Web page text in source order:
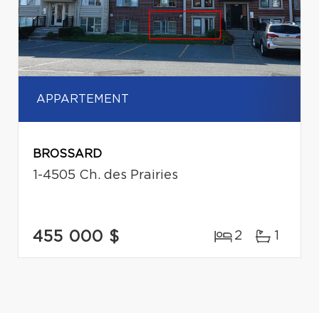
APPARTEMENT
BROSSARD
1-4505 Ch. des Prairies
455 000 $ 2 1